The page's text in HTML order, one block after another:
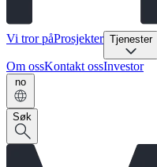
Vi tror påProsjekter Tjenester
Om ossKontakt ossInvestor
no
Søk